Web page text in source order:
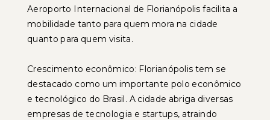
Aeroporto Internacional de Florianópolis facilita a
mobilidade tanto para quem mora na cidade
quanto para quem visita.
Crescimento econômico: Florianópolis tem se
destacado como um importante polo econômico
e tecnológico do Brasil. A cidade abriga diversas
empresas de tecnologia e startups, atraindo